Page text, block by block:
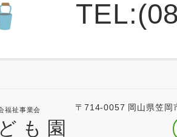
福祉事業会
も園
〒714-0057 岡山県笠岡